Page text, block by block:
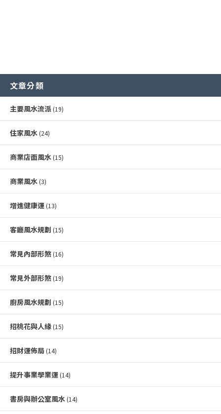
文章分類
主要風水流派 (19)
住家風水 (24)
商業店面風水 (15)
商業風水 (3)
增進健康運 (13)
客廳風水規劃 (15)
常見內部形煞 (16)
常見外部形煞 (19)
廚房風水規劃 (15)
招桃花與人緣 (15)
招財運佈局 (14)
提升事業學業運 (14)
書房與辦公室風水 (14)